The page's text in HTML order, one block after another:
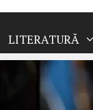
LITERATURĂ